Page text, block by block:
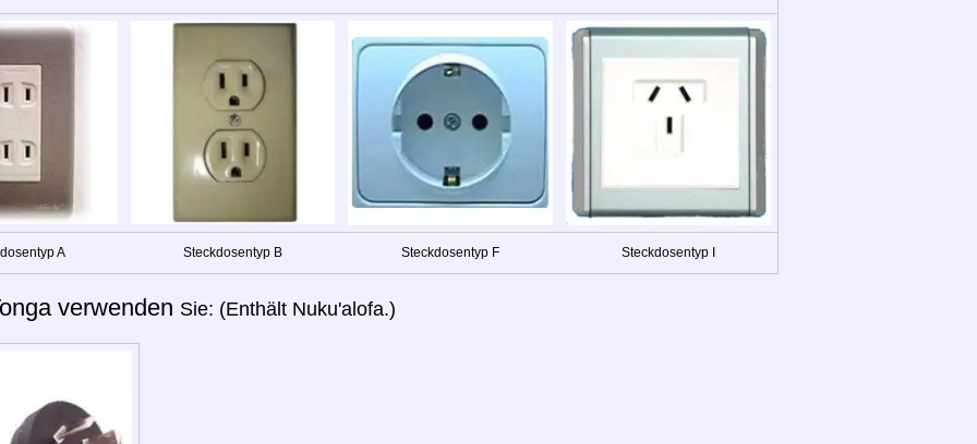
A Steckdosentyp B Steckdosentyp F Steckdosentyp I
verwenden Sie: (Enthält Nuku'alofa.)